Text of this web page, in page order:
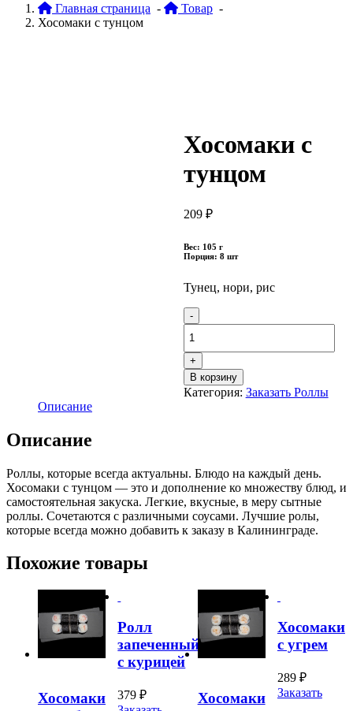
Главная страница - Товар -
Хосомаки с тунцом
Хосомаки с
тунцом
209 ₽
Вес: 105 г
Порция: 8 шт
Тунец, нори, рис
Quantity
В корзину
Категория: Заказать Роллы
Описание
Описание
Роллы, которые всегда актуальны. Блюдо на каждый день.
Хосомаки с тунцом — это и дополнение ко множеству блюд, и
самостоятельная закуска. Легкие, вкусные, в меру сытные
роллы. Сочетаются с различными соусами. Лучшие ролы,
которые всегда можно добавить к заказу в Калининграде.
Похожие товары
Хосомаки
Ролл
запеченный
с курицей
379₽
Хосомаки
Хосомаки
с угрем
289 ₽
Заказать